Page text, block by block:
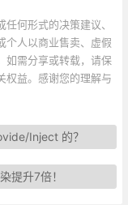
何形式的决策建议、
个人以商业售卖、虚假
如需分享或转载，请保
权益。感谢您的理解与
Inject 的？
提升7倍！